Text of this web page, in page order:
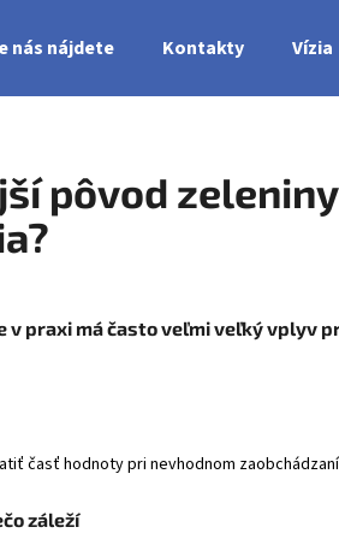
nás nájdete Kontakty Vízia
pôvod
v praxi má často veľmi veľký vplyv
časť hodnoty pri nevhodnom
záleží
nájsť?